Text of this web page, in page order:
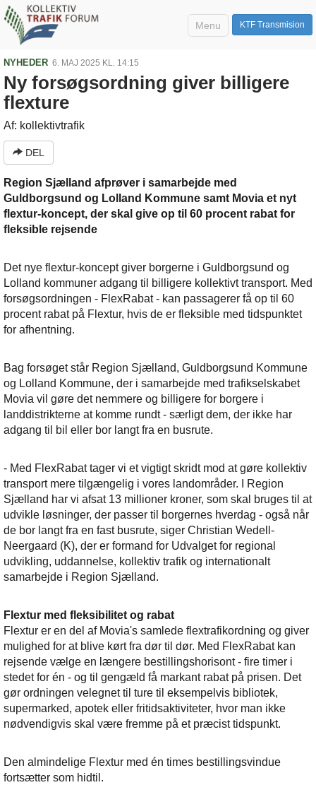
KTF Transmision
Menu
NYHEDER 6. MAJ 2025 KL. 14:15
Ny forsøgsordning giver billigere
flexture
Af: kollektivtrafik
DEL
Region Sjælland afprøver i samarbejde med
Guldborgsund og Lolland Kommune samt Movia et nyt
flextur-koncept, der skal give op til 60 procent rabat for
fleksible rejsende
Det nye flextur-koncept giver borgerne i Guldborgsund og
Lolland kommuner adgang til billigere kollektivt transport. Med
forsøgsordningen - FlexRabat - kan passagerer få op til 60
procent rabat på Flextur, hvis de er fleksible med tidspunktet
for afhentning.
Bag forsøget står Region Sjælland, Guldborgsund Kommune
og Lolland Kommune, der i samarbejde med trafikselskabet
Movia vil gøre det nemmere og billigere for borgere i
landdistrikterne at komme rundt - særligt dem, der ikke har
adgang til bil eller bor langt fra en busrute.
- Med FlexRabat tager vi et vigtigt skridt mod at gøre kollektiv
transport mere tilgængelig i vores landområder. I Region
Sjælland har vi afsat 13 millioner kroner, som skal bruges til at
udvikle løsninger, der passer til borgernes hverdag - også når
de bor langt fra en fast busrute, siger Christian Wedell-
Neergaard (K), der er formand for Udvalget for regional
udvikling, uddannelse, kollektiv trafik og internationalt
samarbejde i Region Sjælland.
Flextur med fleksibilitet og rabat
Flextur er en del af Movia's samlede flextrafikordning og giver
mulighed for at blive kørt fra dør til dør. Med FlexRabat kan
rejsende vælge en længere bestillingshorisont - fire timer i
stedet for én - og til gengæld få markant rabat på prisen. Det
gør ordningen velegnet til ture til eksempelvis bibliotek,
supermarked, apotek eller fritidsaktiviteter, hvor man ikke
nødvendigvis skal være fremme på et præcist tidspunkt.
Den almindelige Flextur med én times bestillingsvindue
fortsætter som hidtil.